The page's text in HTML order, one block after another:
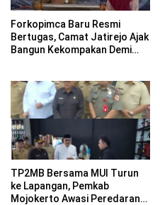
Forkopimca Baru Resmi
Bertugas, Camat Jatirejo Ajak
Bangun Kekompakan Demi
TP2MB Bersama MUI Turun
ke Lapangan, Pemkab
Mojokerto Awasi Peredaran